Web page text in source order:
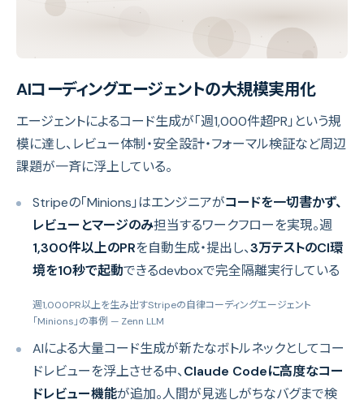
AIコーディングエージェントの大規模実用化
エージェントによるコード生成が「週1,000件超PR」という規
模に達し、レビュー体制・安全設計・フォーマル検証など周辺
課題が一斉に浮上している。
Stripeの「Minions」はエンジニアがコードを一切書かず、
レビューとマージのみ担当するワークフローを実現。週
1,300件以上のPRを自動生成・提出し、3万テストのCI環
境を10秒で起動できるdevboxで完全隔離実行している
週1,000PR以上を生み出すStripeの自律コーディングエージェント
「Minions」の事例 — Zenn LLM
AIによる大量コード生成が新たなボトルネックとしてコー
ドレビューを浮上させる中、Claude Codeに高度なコー
ドレビュー機能が追加。人間が見逃しがちなバグまで検